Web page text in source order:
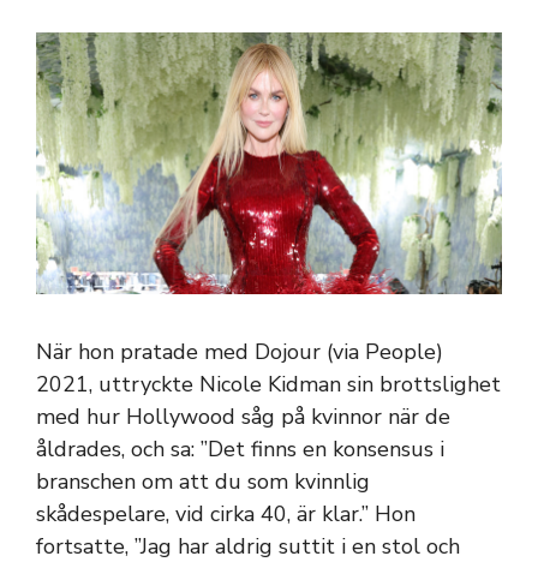
När hon pratade med Dojour (via People)
2021, uttryckte Nicole Kidman sin brottslighet
med hur Hollywood såg på kvinnor när de
åldrades, och sa: ”Det finns en konsensus i
branschen om att du som kvinnlig
skådespelare, vid cirka 40, är ​​klar.” Hon
fortsatte, ”Jag har aldrig suttit i en stol och